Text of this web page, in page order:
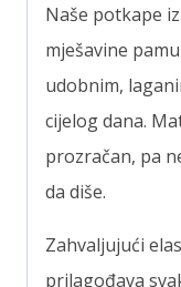
Naše potkape
mješavine
udobnim,
cijelog dana.
prozračan, pa
da diše.
Zahvaljujući
prilagođava